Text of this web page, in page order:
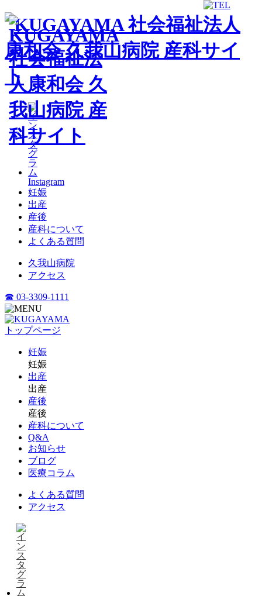
Instagram
妊娠
出産
産後
産科について
よくある質問
久我山病院
アクセス
☎ 03-3309-1111
トップページ
妊娠
妊娠
出産
出産
産後
産後
産科について
Q&A
お知らせ
ブログ
医療コラム
よくある質問
アクセス